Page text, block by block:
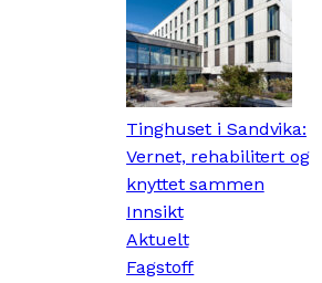
Tinghuset i Sandvika:
Vernet, rehabilitert og
knyttet sammen
Innsikt
Aktuelt
Fagstoff